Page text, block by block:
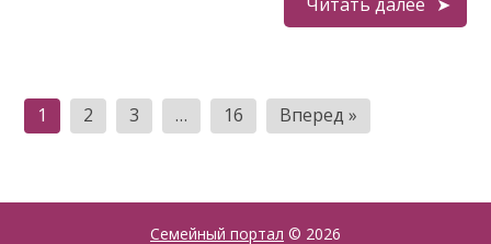
Пагинация
записей
1 2 3 … 16 Вперед »
Семейный портал © 2026